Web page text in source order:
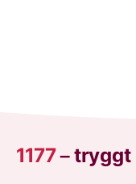
1177–tryggt